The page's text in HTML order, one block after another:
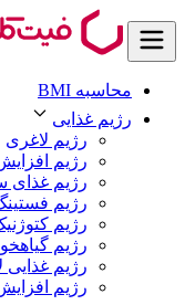
محاسبه BMI
رژیم غذایی
رژیم لاغری
رژیم
رژیم غذای
رژیم
رژیم
رژیم
رژیم غذایی
رژیم